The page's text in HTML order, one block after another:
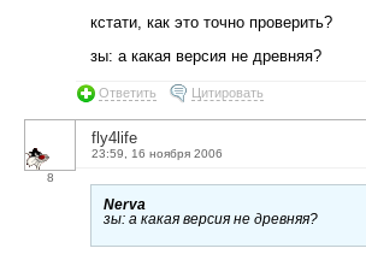
кстати, как это точно проверить?
зы: а какая версия не древняя?
Ответить Цитировать
8
fly4life
23:59, 16 ноября 2006
Nerva
зы: а какая версия не древняя?